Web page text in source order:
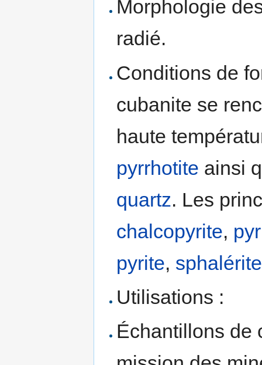
Morphologie
radié.
Conditions de
cubanite se
haute
pyrrhotite ainsi
quartz. Les
chalcopyrite,
pyrite, sphalérite
Utilisations :
Échantillons de